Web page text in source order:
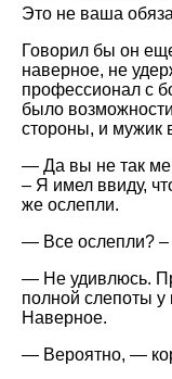
Это не ваша
Говорил бы он
наверное, не
профессионал с
было
стороны, и мужик
— Да вы не так
– Я имел ввиду,
же ослепли.
— Все ослепли? –
— Не удивлюсь.
полной слепоты
Наверное.
— Вероятно, —